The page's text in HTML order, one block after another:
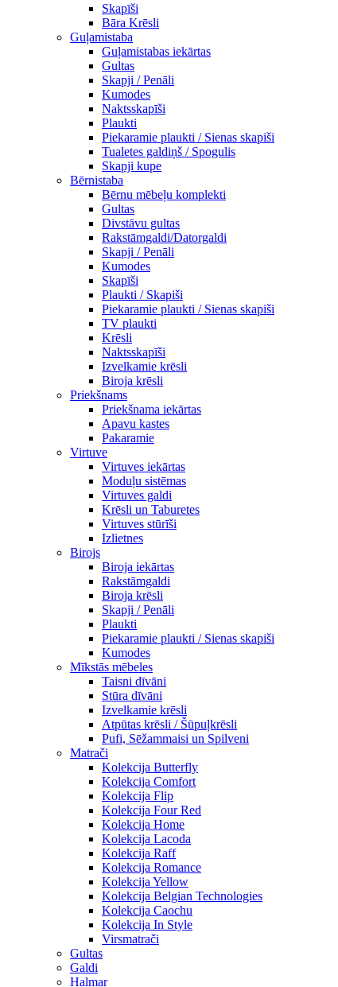
Skapīši
Bāra Krēsli
Guļamistaba
Guļamistabas iekārtas
Gultas
Skapji / Penāli
Kumodes
Naktsskapīši
Plaukti
Piekaramie plaukti / Sienas skapiši
Tualetes galdiņš / Spogulis
Skapji kupe
Bērnistaba
Bērnu mēbeļu komplekti
Gultas
Divstāvu gultas
Rakstāmgaldi/Datorgaldi
Skapji / Penāli
Kumodes
Skapīši
Plaukti / Skapiši
Piekaramie plaukti / Sienas skapiši
TV plaukti
Krēsli
Naktsskapīši
Izvelkamie krēsli
Biroja krēsli
Priekšnams
Priekšnama iekārtas
Apavu kastes
Pakaramie
Virtuve
Virtuves iekārtas
Moduļu sistēmas
Virtuves galdi
Krēsli un Taburetes
Virtuves stūrīši
Izlietnes
Birojs
Biroja iekārtas
Rakstāmgaldi
Biroja krēsli
Skapji / Penāli
Plaukti
Piekaramie plaukti / Sienas skapiši
Kumodes
Mīkstās mēbeles
Taisni dīvāni
Stūra dīvāni
Izvelkamie krēsli
Atpūtas krēsli / Šūpuļkrēsli
Pufi, Sēžammaisi un Spilveni
Matrači
Kolekcija Butterfly
Kolekcija Comfort
Kolekcija Flip
Kolekcija Four Red
Kolekcija Home
Kolekcija Lacoda
Kolekcija Raff
Kolekcija Romance
Kolekcija Yellow
Kolekcija Belgian Technologies
Kolekcija Caochu
Kolekcija In Style
Virsmatrači
Gultas
Galdi
Halmar